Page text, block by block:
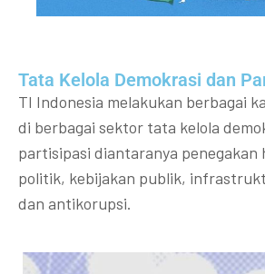
Tata Kelola Demokrasi dan
TI Indonesia melakukan berbagai
di berbagai sektor tata kelola
partisipasi diantaranya penegakan
politik, kebijakan publik,
dan antikorupsi.